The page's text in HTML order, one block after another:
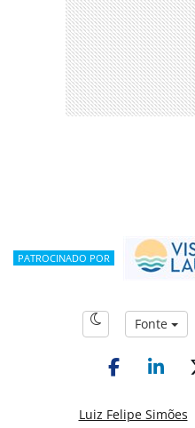
PATROCINADO POR
Fonte
Luiz Felipe Simões